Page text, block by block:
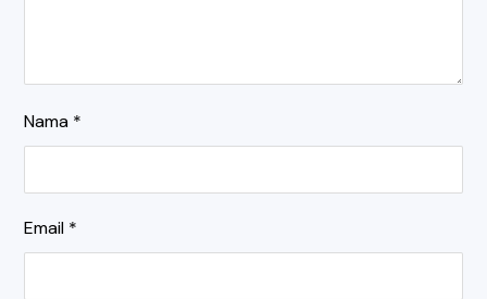
Nama *
Email *